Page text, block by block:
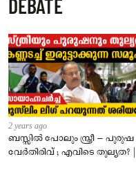
DEBATE
2 years ago
ബസ്സിൽ പോലും സ്ത്രീ – പുരുഷ
വേർതിരിവ് ; എവിടെ തുല്യത? |